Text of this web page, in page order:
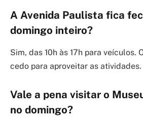
A Avenida Paulista fica
domingo inteiro?
Sim, das 10h às 17h para veículos.
cedo para aproveitar as atividades.
Vale a pena visitar o
no domingo?